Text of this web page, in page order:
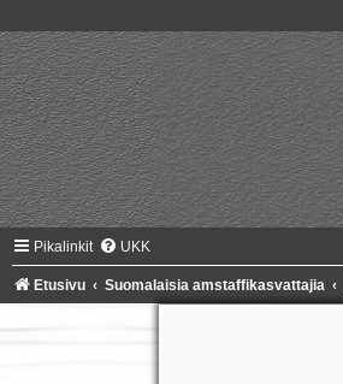
Pikalinkit UKK
Etusivu Suomalaisia amstaffikasvattajia